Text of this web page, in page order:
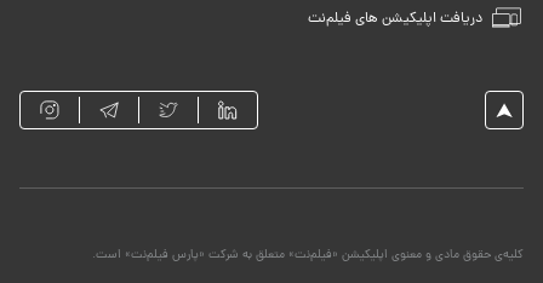
دریافت اپلیکیشن های فیلم‌نت
کلیه‌ی حقوق مادی و معنوی اپلیکیشن «فیلم‌نت» متعلق به شرکت «پارس فیلم‌نت» است.